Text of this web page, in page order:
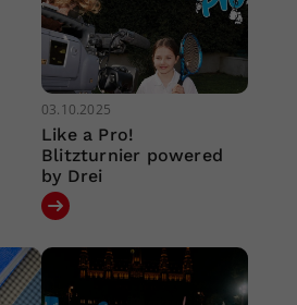
03.10.2025
Like a Pro!
Blitzturnier powered
by Drei